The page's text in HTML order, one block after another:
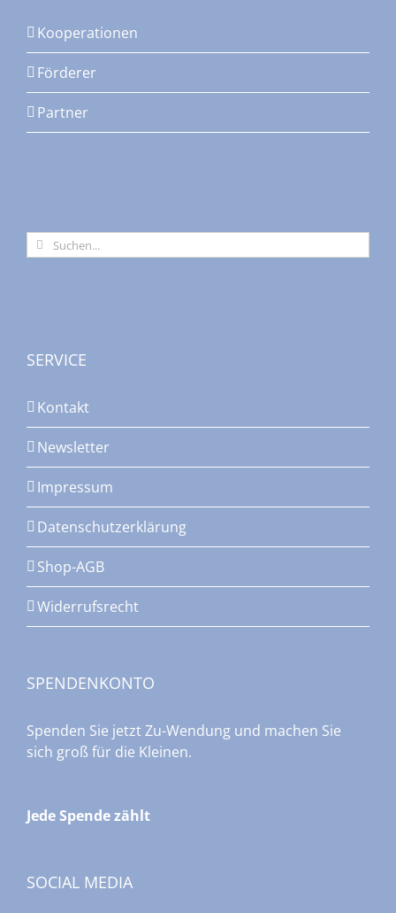
Produktseite
werden
Kooperationen
Förderer
Partner
Suche
nach:
SERVICE
Kontakt
Newsletter
Impressum
Datenschutzerklärung
Shop-AGB
Widerrufsrecht
SPENDENKONTO
Spenden Sie jetzt Zu-Wendung und machen Sie
sich groß für die Kleinen.
Jede Spende zählt
SOCIAL MEDIA